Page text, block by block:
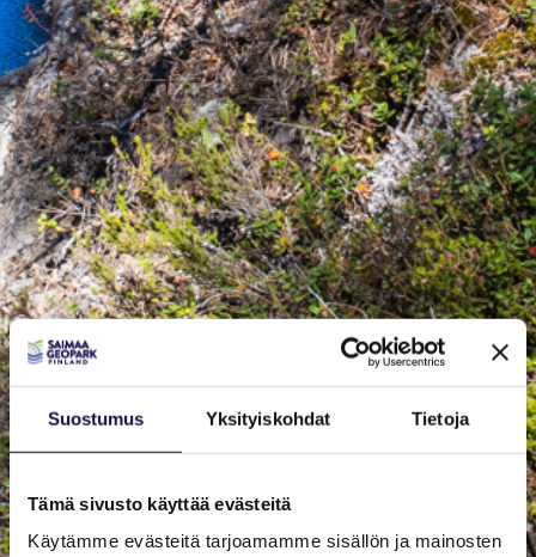
Suostumus Yksityiskohdat Tietoja
Tämä sivusto käyttää evästeitä
Käytämme evästeitä tarjoamamme sisällön ja mainosten